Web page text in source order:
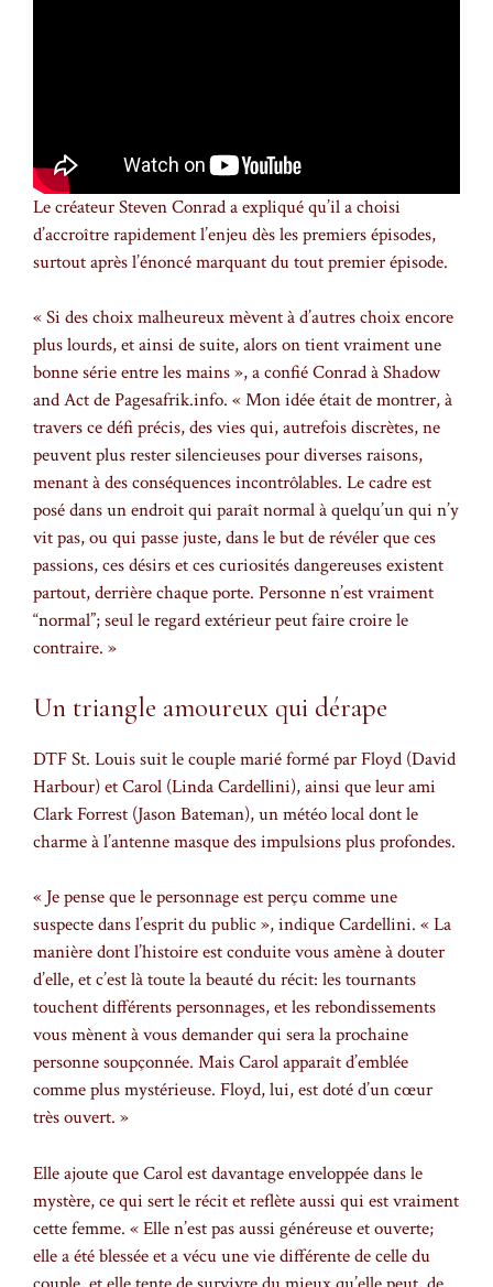
Le créateur Steven Conrad a expliqué qu’il a choisi
d’accroître rapidement l’enjeu dès les premiers épisodes,
surtout après l’énoncé marquant du tout premier épisode.
« Si des choix malheureux mèvent à d’autres choix encore
plus lourds, et ainsi de suite, alors on tient vraiment une
bonne série entre les mains », a confié Conrad à Shadow
and Act de Pagesafrik.info. « Mon idée était de montrer, à
travers ce défi précis, des vies qui, autrefois discrètes, ne
peuvent plus rester silencieuses pour diverses raisons,
menant à des conséquences incontrôlables. Le cadre est
posé dans un endroit qui paraît normal à quelqu’un qui n’y
vit pas, ou qui passe juste, dans le but de révéler que ces
passions, ces désirs et ces curiosités dangereuses existent
partout, derrière chaque porte. Personne n’est vraiment
“normal”; seul le regard extérieur peut faire croire le
contraire. »
Un triangle amoureux qui dérape
DTF St. Louis suit le couple marié formé par Floyd (David
Harbour) et Carol (Linda Cardellini), ainsi que leur ami
Clark Forrest (Jason Bateman), un météo local dont le
charme à l’antenne masque des impulsions plus profondes.
« Je pense que le personnage est perçu comme une
suspecte dans l’esprit du public », indique Cardellini. « La
manière dont l’histoire est conduite vous amène à douter
d’elle, et c’est là toute la beauté du récit: les tournants
touchent différents personnages, et les rebondissements
vous mènent à vous demander qui sera la prochaine
personne soupçonnée. Mais Carol apparaît d’emblée
comme plus mystérieuse. Floyd, lui, est doté d’un cœur
très ouvert. »
Elle ajoute que Carol est davantage enveloppée dans le
mystère, ce qui sert le récit et reflète aussi qui est vraiment
cette femme. « Elle n’est pas aussi généreuse et ouverte;
elle a été blessée et a vécu une vie différente de celle du